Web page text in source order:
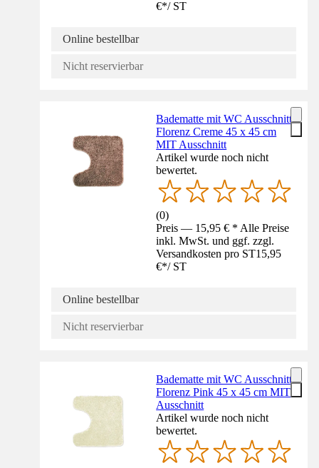
€*/ ST
Online bestellbar
Nicht reservierbar
Badematte mit WC Ausschnitt
Florenz Creme 45 x 45 cm
MIT Ausschnitt
Artikel wurde noch nicht
bewertet.
(0)
Preis — 15,95 € * Alle Preise
inkl. MwSt. und ggf. zzgl.
Versandkosten pro ST15,95
€*/ ST
Online bestellbar
Nicht reservierbar
Badematte mit WC Ausschnitt
Florenz Pink 45 x 45 cm MIT
Ausschnitt
Artikel wurde noch nicht
bewertet.